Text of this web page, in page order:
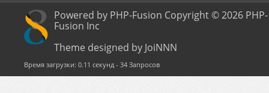
Powered by PHP-Fusion Copyright © 2026 PHP-
Fusion Inc
Theme designed by JoiNNN
Время загрузки: 0.11 секунд - 34 Запросов